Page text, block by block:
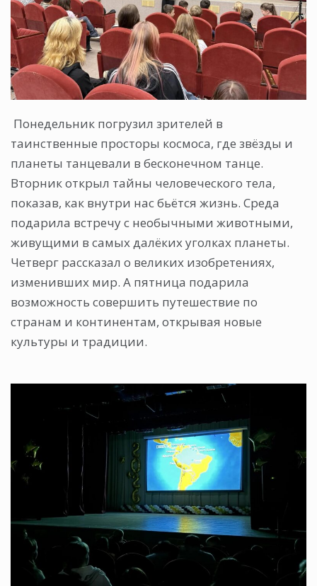
Понедельник погрузил зрителей в
таинственные просторы космоса, где звёзды и
планеты танцевали в бесконечном танце.
Вторник открыл тайны человеческого тела,
показав, как внутри нас бьётся жизнь. Среда
подарила встречу с необычными животными,
живущими в самых далёких уголках планеты.
Четверг рассказал о великих изобретениях,
изменивших мир. А пятница подарила
возможность совершить путешествие по
странам и континентам, открывая новые
культуры и традиции.